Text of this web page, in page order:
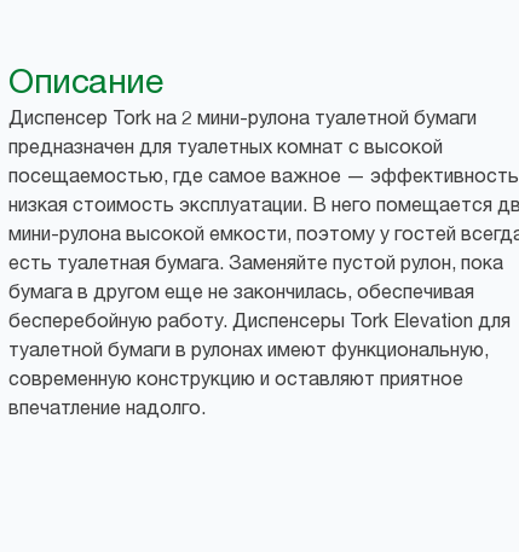
Описание
Диспенсер Tork на 2 мини-рулона туалетной бумаги
предназначен для туалетных комнат с высокой
посещаемостью, где самое важное —
низкая стоимость эксплуатации. В него помещается
мини-рулона высокой емкости, поэтому у гостей
есть туалетная бумага. Заменяйте пустой рулон, пока
бумага в другом еще не закончилась, обеспечивая
бесперебойную работу. Диспенсеры Tork Elevation для
туалетной бумаги в рулонах имеют функциональную,
современную конструкцию и оставляют приятное
впечатление надолго.